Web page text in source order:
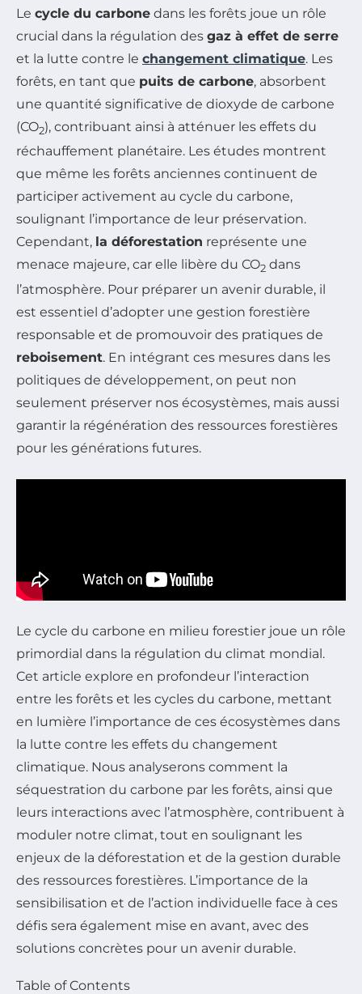
Le cycle du carbone dans les forêts joue un rôle
crucial dans la régulation des gaz à effet de serre
et la lutte contre le changement climatique. Les
forêts, en tant que puits de carbone, absorbent
une quantité significative de dioxyde de carbone
(CO2), contribuant ainsi à atténuer les effets du
réchauffement planétaire. Les études montrent
que même les forêts anciennes continuent de
participer activement au cycle du carbone,
soulignant l’importance de leur préservation.
Cependant, la déforestation représente une
menace majeure, car elle libère du CO2 dans
l’atmosphère. Pour préparer un avenir durable, il
est essentiel d’adopter une gestion forestière
responsable et de promouvoir des pratiques de
reboisement. En intégrant ces mesures dans les
politiques de développement, on peut non
seulement préserver nos écosystèmes, mais aussi
garantir la régénération des ressources forestières
pour les générations futures.
Le cycle du carbone en milieu forestier joue un rôle
primordial dans la régulation du climat mondial.
Cet article explore en profondeur l’interaction
entre les forêts et les cycles du carbone, mettant
en lumière l’importance de ces écosystèmes dans
la lutte contre les effets du changement
climatique. Nous analyserons comment la
séquestration du carbone par les forêts, ainsi que
leurs interactions avec l’atmosphère, contribuent à
moduler notre climat, tout en soulignant les
enjeux de la déforestation et de la gestion durable
des ressources forestières. L’importance de la
sensibilisation et de l’action individuelle face à ces
défis sera également mise en avant, avec des
solutions concrètes pour un avenir durable.
Table of Contents